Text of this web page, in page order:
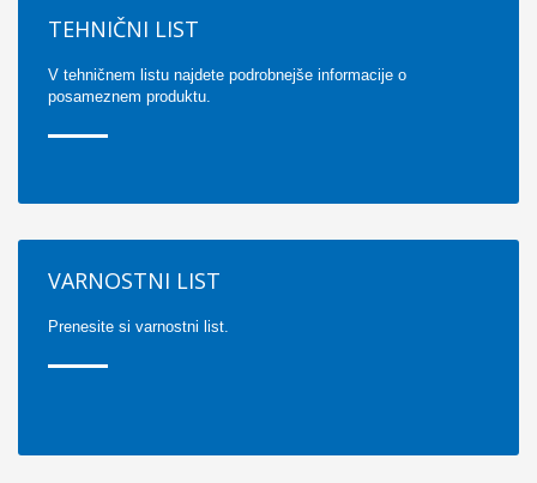
TEHNIČNI LIST
V tehničnem listu najdete podrobnejše informacije o
posameznem produktu.
VARNOSTNI LIST
Prenesite si varnostni list.